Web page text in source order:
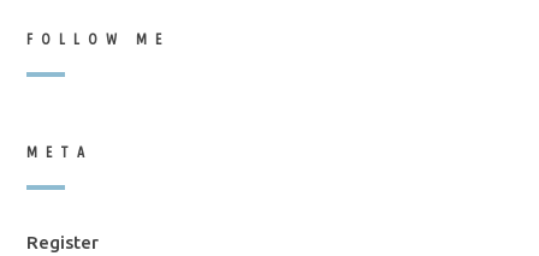
FOLLOW ME
META
Register